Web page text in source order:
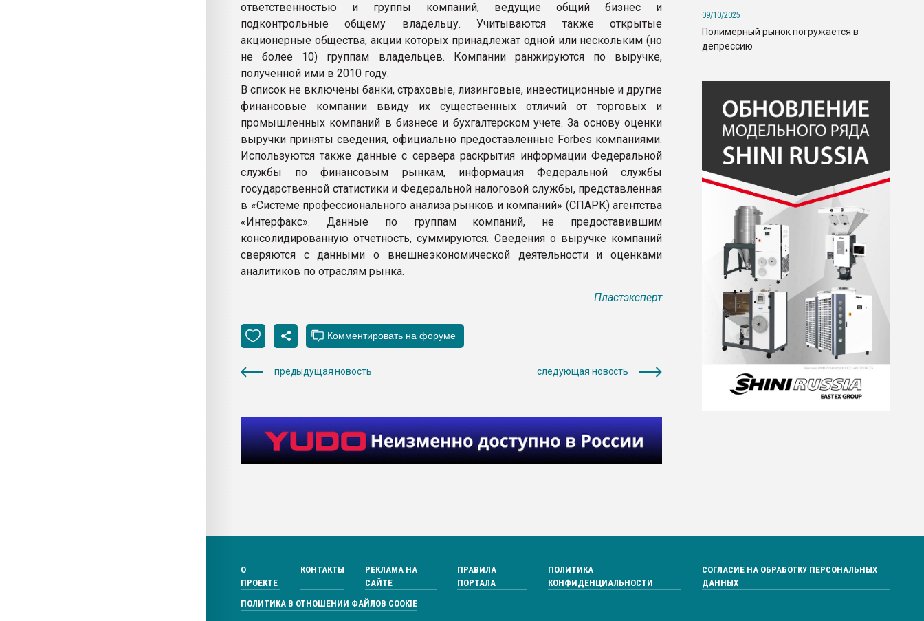
ответственностью и группы компаний, ведущие общий бизнес и
подконтрольные общему владельцу. Учитываются также открытые
акционерные общества, акции которых принадлежат одной или нескольким (но
не более 10) группам владельцев. Компании ранжируются по выручке,
полученной ими в 2010 году.
В список не включены банки, страховые, лизинговые, инвестиционные и другие
финансовые компании ввиду их существенных отличий от торговых и
промышленных компаний в бизнесе и бухгалтерском учете. За основу оценки
выручки приняты сведения, официально предоставленные Forbes компаниями.
Используются также данные с сервера раскрытия информации Федеральной
службы по финансовым рынкам, информация Федеральной службы
государственной статистики и Федеральной налоговой службы, представленная
в «Системе профессионального анализа рынков и компаний» (СПАРК) агентства
«Интерфакс». Данные по группам компаний, не предоставившим
консолидированную отчетность, суммируются. Сведения о выручке компаний
сверяются с данными о внешнеэкономической деятельности и оценками
аналитиков по отраслям рынка.
Пластэксперт
предыдущая новость следующая новость
09/10/2025
Полимерный рынок погружается в
депрессию
О
ПРОЕКТЕ
КОНТАКТЫ
РЕКЛАМА НА
САЙТЕ
ПРАВИЛА
ПОРТАЛА
ПОЛИТИКА
КОНФИДЕНЦИАЛЬНОСТИ
СОГЛАСИЕ НА ОБРАБОТКУ ПЕРСОНАЛЬНЫХ
ДАННЫХ
ПОЛИТИКА В ОТНОШЕНИИ ФАЙЛОВ COOKIE